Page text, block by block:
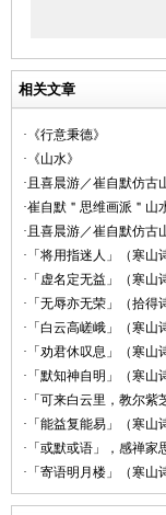
相关文章
·《行意秉德》
·《山水》
·且喜晨游／崔自默仿古
·崔自默＂思维画派＂山
·且喜晨游／崔自默仿古
·「将用指迷人」（寒山
·「虚名定无益」（寒山
·「无辱亦无荣」（拾得
·「白云高嵯峨」（寒山
·「劝君休叹息」（寒山
·「默知神自明」（寒山
·「可来白云里，教尔紫
·「能益复能易」（寒山
·「或默或语」，感禅
·「寄语明月楼」（寒山